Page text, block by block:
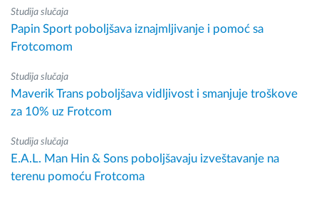
Studija slučaja
Papin Sport poboljšava iznajmljivanje i pomoć sa
Frotcomom
Studija slučaja
Maverik Trans poboljšava vidljivost i smanjuje troškove
za 10% uz Frotcom
Studija slučaja
E.A.L. Man Hin & Sons poboljšavaju izveštavanje na
terenu pomoću Frotcoma